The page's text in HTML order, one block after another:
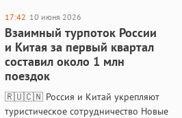
получить…
17:42 10 июня 2026
Взаимный турпоток России
и Китая за первый квартал
составил около 1 млн
поездок
🇷🇺🇨🇳 Россия и Китай укрепляют
туристическое сотрудничество Новые